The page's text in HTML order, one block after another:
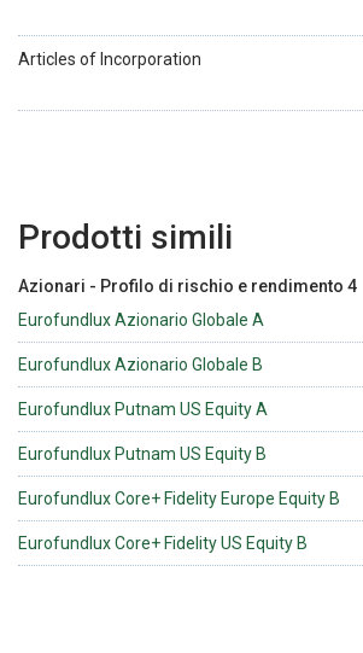
Articles of Incorporation
Prodotti simili
Azionari - Profilo di rischio e rendimento 4
Eurofundlux Azionario Globale A
Eurofundlux Azionario Globale B
Eurofundlux Putnam US Equity A
Eurofundlux Putnam US Equity B
Eurofundlux Core+ Fidelity Europe Equity B
Eurofundlux Core+ Fidelity US Equity B